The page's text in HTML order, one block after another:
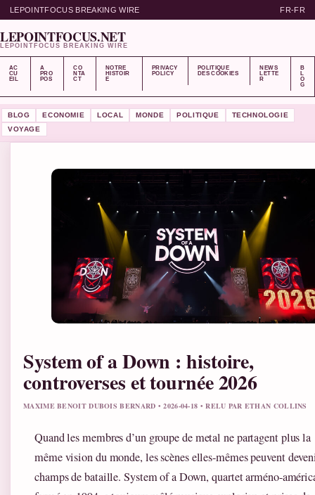
LEPOINTFOCUS BREAKING WIRE FR-FR
LEPOINTFOCUS.NET
LEPOINTFOCUS BREAKING WIRE
AC
CU
EIL
A
PRO
POS
CO
NTA
CT
NOTRE
HISTOIR
E
PRIVACY
POLICY
POLITIQUE
DES COOKIES
NEWS
LETTE
R
B
L
O
G
BLOG ECONOMIE LOCAL MONDE POLITIQUE
TECHNOLOGIE
VOYAGE
System of a Down : histoire,
controverses et tournée 2026
MAXIME BENOIT DUBOIS BERNARD • 2026-04-18 • RELU PAR ETHAN COLLINS
Quand les membres d’un groupe de metal ne partagent plus la
même vision du monde, les scènes elles-mêmes peuvent
champs de bataille. System of a Down, quartet arméno-